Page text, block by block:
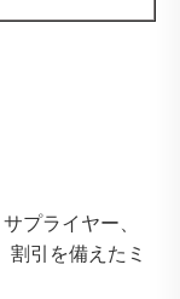
プライヤー、
引を備えたミ